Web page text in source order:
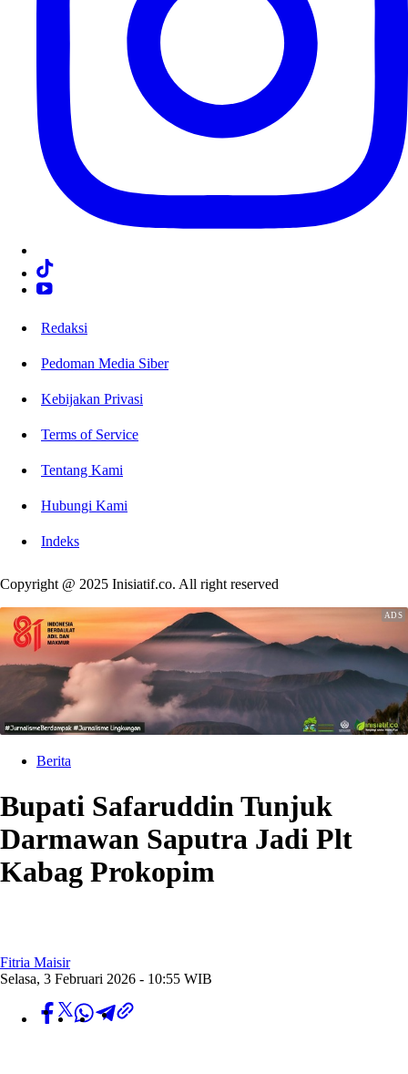
Redaksi
Pedoman Media Siber
Kebijakan Privasi
Terms of Service
Tentang Kami
Hubungi Kami
Indeks
Copyright @ 2025 Inisiatif.co. All right reserved
Berita
Bupati Safaruddin Tunjuk
Darmawan Saputra Jadi Plt
Kabag Prokopim
Fitria Maisir
Selasa, 3 Februari 2026 - 10:55 WIB